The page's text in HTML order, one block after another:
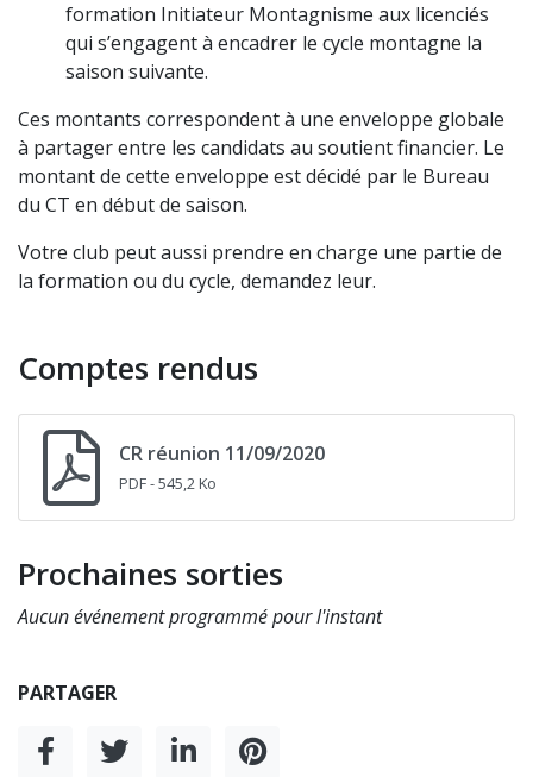
formation Initiateur Montagnisme aux licenciés
qui s’engagent à encadrer le cycle montagne la
saison suivante.
Ces montants correspondent à une enveloppe globale
à partager entre les candidats au soutient financier. Le
montant de cette enveloppe est décidé par le Bureau
du CT en début de saison.
Votre club peut aussi prendre en charge une partie de
la formation ou du cycle, demandez leur.
Comptes rendus
CR réunion 11/09/2020
PDF- 545,2 Ko
Prochaines sorties
Aucun événement programmé pour l'instant
PARTAGER